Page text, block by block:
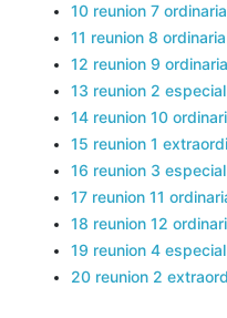
10 reunion 7
11 reunion 8
12 reunion 9
13 reunion 2
14 reunion 10
15 reunion 1
16 reunion 3
17 reunion 11
18 reunion 12
19 reunion 4
20 reunion 2